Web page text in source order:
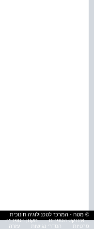
© מטח - המרכז לטכנולוגיה חינוכית
אינדקס הספרים
תקנון הספרייה
פרטיות
הסדרי נגישות עזרה